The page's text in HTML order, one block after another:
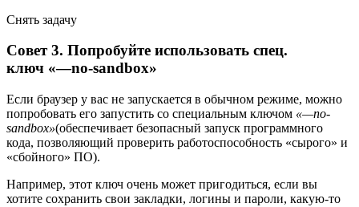
Снять задачу
Совет 3. Попробуйте использовать спец.
ключ «—no-sandbox»
Если браузер у вас не запускается в обычном режиме, можно
попробовать его запустить со специальным ключом «—no-
sandbox»(обеспечивает безопасный запуск программного
кода, позволяющий проверить работоспособность «сырого» и
«сбойного» ПО).
Например, этот ключ очень может пригодиться, если вы
хотите сохранить свои закладки, логины и пароли, какую-то